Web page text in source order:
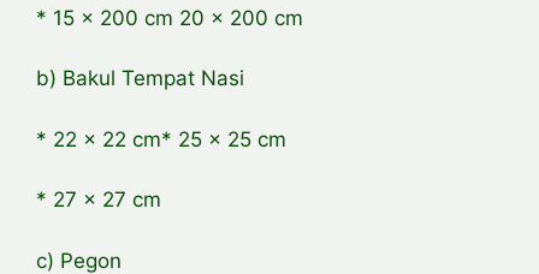
* 15 x 200 cm 20 x 200 cm
b) Bakul Tempat Nasi
* 22 x 22 cm* 25 x 25 cm
* 27 x 27 cm
c) Pegon